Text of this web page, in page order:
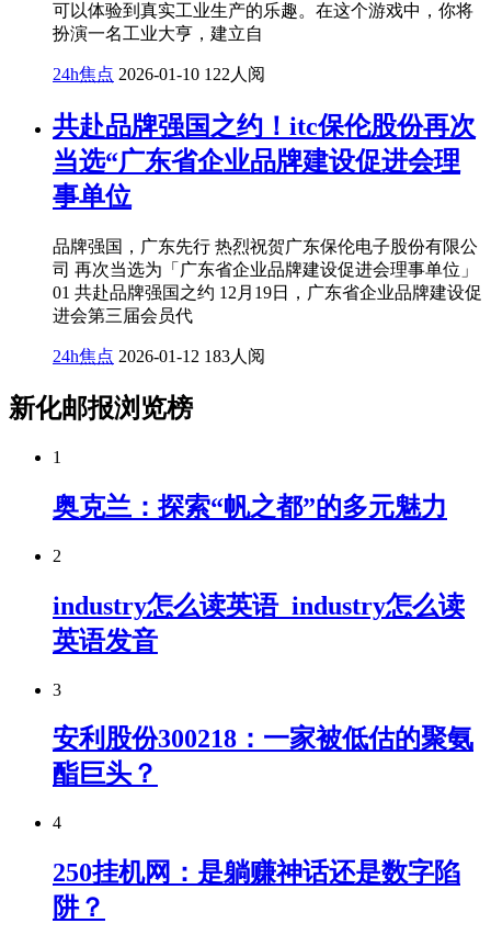
可以体验到真实工业生产的乐趣。在这个游戏中，你将
扮演一名工业大亨，建立自
24h焦点 2026-01-10 122人阅
共赴品牌强国之约！itc保伦股份再次
当选“广东省企业品牌建设促进会理
事单位
品牌强国，广东先行 热烈祝贺广东保伦电子股份有限公
司 再次当选为「广东省企业品牌建设促进会理事单位」
01 共赴品牌强国之约 12月19日，广东省企业品牌建设促
进会第三届会员代
24h焦点 2026-01-12 183人阅
新化邮报浏览榜
1
奥克兰：探索“帆之都”的多元魅力
2
industry怎么读英语_industry怎么读
英语发音
3
安利股份300218：一家被低估的聚氨
酯巨头？
4
250挂机网：是躺赚神话还是数字陷
阱？